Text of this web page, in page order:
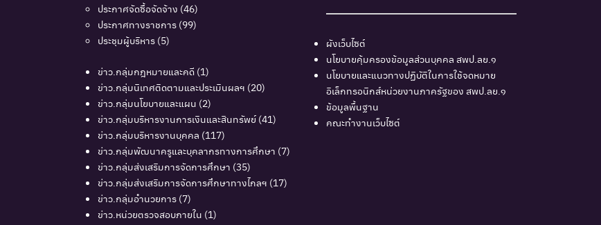
ประกาศจัดซื้อจัดจ้าง (46)
ประกาศทางราชการ (99)
ประชุมผู้บริหาร (5)
ข่าว.กลุ่มกฎหมายและคดี (1)
ข่าว.กลุ่มนิเทศติดตามและประเมินผลฯ (20)
ข่าว.กลุ่มนโยบายและแผน (2)
ข่าว.กลุ่มบริหารงานการเงินและสินทรัพย์ (41)
ข่าว.กลุ่มบริหารงานบุคคล (117)
ข่าว.กลุ่มพัฒนาครูและบุคลากรทางการศึกษา (7)
ข่าว.กลุ่มส่งเสริมการจัดการศึกษา (35)
ข่าว.กลุ่มส่งเสริมการจัดการศึกษาทางไกลฯ (17)
ข่าว.กลุ่มอำนวยการ (7)
ข่าว.หน่วยตรวจสอบภายใน (1)
ผังเว็บไซต์
นโยบายคุ้มครองข้อมูลส่วนบุคคล สพป.ลย.๑
นโยบายและแนวทางปฏิบัติในการใช้จดหมาย
อิเล็กทรอนิกส์หน่วยงานภาครัฐของ สพป.ลย.๑
ข้อมูลพื้นฐาน
คณะทำงานเว็บไซต์